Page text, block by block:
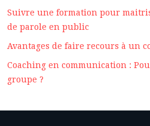
Suivre une formation pour
de parole en public
Avantages de faire recours à un
Coaching en communication :
groupe ?